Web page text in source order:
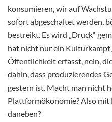
konsumieren, wir auf
sofort abgeschaltet werden,
bestreikt. Es wird „Druck“
hat nicht nur ein Kulturkampf
Öffentlichkeit erfasst, nein,
dahin, dass produzierendes
gestern ist. Macht man nicht
Plattformökonomie? Also mit
daneben?